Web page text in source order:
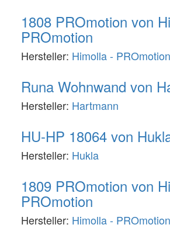
1808 PROmotion von
PROmotion
Hersteller: Himolla - PROmotion
Runa Wohnwand von
Hersteller: Hartmann
HU-HP 18064 von
Hersteller: Hukla
1809 PROmotion von
PROmotion
Hersteller: Himolla - PROmotion